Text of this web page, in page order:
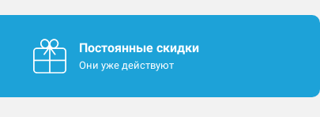
Постоянные скидки
Они уже действуют